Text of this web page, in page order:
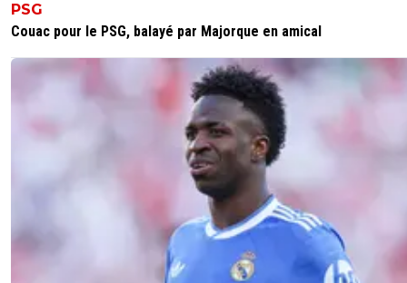
PSG
Couac pour le PSG, balayé par Majorque en amical